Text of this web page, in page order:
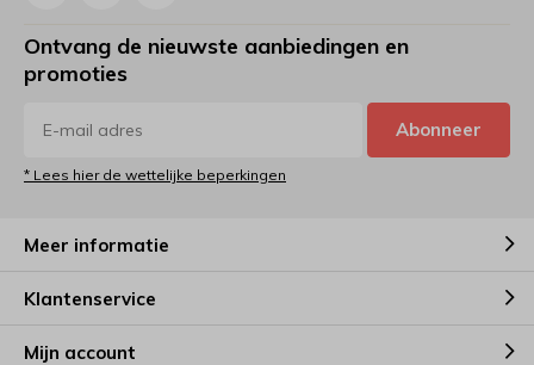
Ontvang de nieuwste aanbiedingen en
promoties
Abonneer
* Lees hier de wettelijke beperkingen
Meer informatie
Klantenservice
Mijn account